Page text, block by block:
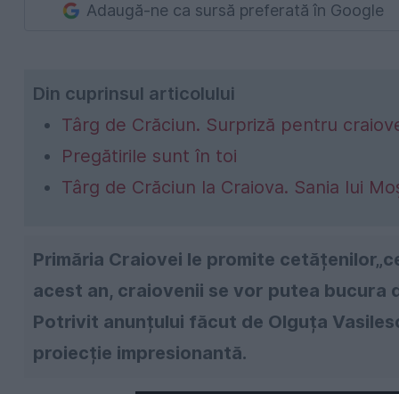
Adaugă-ne ca sursă preferată în Google
Din cuprinsul articolului
Târg de Crăciun. Surpriză pentru
Pregătirile sunt în toi
Târg de Crăciun la Craiova. Sania lui
Primăria Craiovei le promite
acest an, craiovenii se vor putea
Potrivit anunțului făcut de Olguța
proiecție impresionantă.